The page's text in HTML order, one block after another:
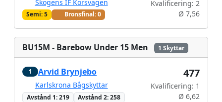
Skogens IF Korsvägen
Semi: 5 Bronsfinal: 0
Kvalificering: 2
Ø 7,56
BU15M - Barebow Under 15 Men 1 Skyttar
1 Arvid Brynjebo
Karlskrona Bågskyttar
Avstånd 1: 219
Avstånd 2: 258
477
Kvalificering: 1
Ø 6,62